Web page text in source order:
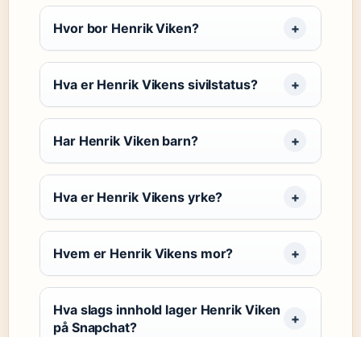
Hvor bor Henrik Viken?
Hva er Henrik Vikens sivilstatus?
Har Henrik Viken barn?
Hva er Henrik Vikens yrke?
Hvem er Henrik Vikens mor?
Hva slags innhold lager Henrik Viken
på Snapchat?